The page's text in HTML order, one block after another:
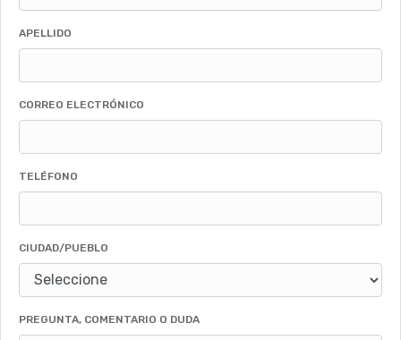
APELLIDO
CORREO ELECTRÓNICO
TELÉFONO
CIUDAD/PUEBLO
PREGUNTA, COMENTARIO O DUDA